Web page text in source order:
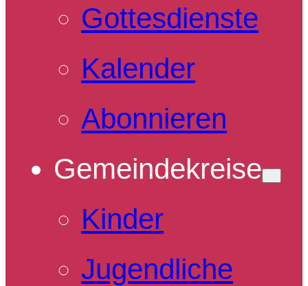
Gottesdienste
Kalender
Abonnieren
Gemeindekreise
Kinder
Jugendliche